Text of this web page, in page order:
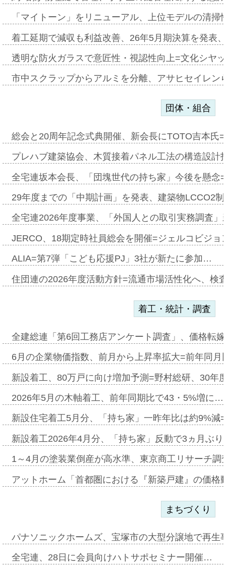
「マイトーン」をリニューアル、上位モデルの清
着工延期で減収も利益改善、26年5月期決算を発表
透明な防火ガラスで意匠性・視認性向上=文化シヤ
市中スクラップからアルミを分離、アサヒセイレ
団体・組合
総会と20周年記念式典開催、新会長にTOTO吉本氏
プレハブ建築協会、木質接着パネル工法の構造設
全宅連坂本会長、「団塊世代の持ち家」今後を懸
29年度までの「中期計画」を発表、建築物LCCO2
全宅連2026年度事業、「外国人との取引実務調査
JERCO、18期定時社員総会を開催=ジェルコビジ
ALIA=第7弾「こども応援PJ」3社が新たに参加…
住団連の2026年度活動方針=流通市場活性化へ、検
着工・統計・調査
全建総連「第6回工務店アンケート調査」、価格転
6月の企業物価指数、前月から上昇率拡大=前年同
新設着工、80万戸に向け増加予測=野村総研、30年
2026年5月の木軸着工、前年同期比で43・5%増に…
新設住宅着工5月分、「持ち家」一昨年比は約9%
新設着工2026年4月分、「持ち家」反動で3ヵ月ぶ
1～4月の塗装業倒産が高水準、東京商工リサーチ
アットホーム「首都圏における『新築戸建』の価
まちづくり
パナソニックホームズ、宝塚市の大型分譲地で再
全宅連、28日に会員向けハトサポセミナー開催…